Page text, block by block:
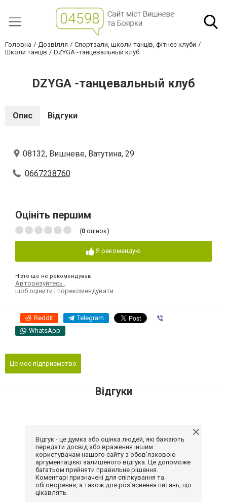
Головна Дозвілля
Спортзали, школи танців, фітнес клуби
Школи танців
DZYGA -танцевальный клуб
DZYGA -танцевальный клуб
Опис Відгуки
08132, Вишневе, Ватутина, 29
0667238760
Оцініть першим
(0 оцінок)
Я рекомендую
Ніхто ще не рекомендував
Авторизуйтесь
щоб оцінити і порекомендувати
Reddit Telegram
WhatsApp
Це моє підприємство
Відгуки
Відгук - це думка або оцінка людей, які бажають
передати досвід або враження іншим
користувачам нашого сайту з обов'язковою
аргументацією залишеного відгука. Це допоможе
багатьом прийняти правильне рішення.
Коментарі призначені для спілкування та
обговорення, а також для роз'яснення питань, що
цікавлять.